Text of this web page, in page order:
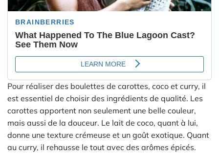
Pour réaliser des boulettes de carottes, coco et curry, il
est essentiel de choisir des ingrédients de qualité. Les
carottes apportent non seulement une belle couleur,
mais aussi de la douceur. Le lait de coco, quant à lui,
donne une texture crémeuse et un goût exotique. Quant
au curry, il rehausse le tout avec des arômes épicés.